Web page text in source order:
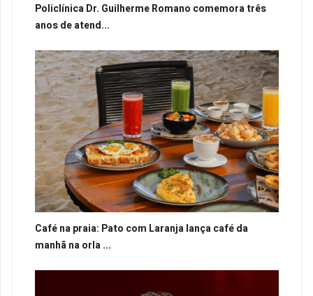
Policlínica Dr. Guilherme Romano comemora três
anos de atend...
Café na praia: Pato com Laranja lança café da
manhã na orla ...